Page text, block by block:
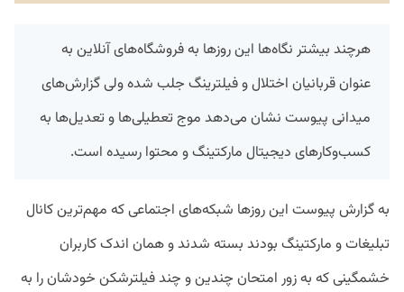
هرچند بیشتر نگاه‌ها این روزها به فروشگاه‌های آنلاین به
عنوان قربانیان اختلال و فیلترینگ جلب شده ولی گزارش‌های
میدانی پیوست نشان می‌دهد موج تعطیلی‌ها و تعدیل‌ها به
کسب‌وکارهای دیجیتال مارکتینگ و محتوا رسیده است.
به گزارش پیوست این روزها شبکه‌های اجتماعی که مهم‌ترین کانال
تبلیغات و مارکتینگ بودند بسته شدند و همان اندک کاربران
خشمگینی که به زور امتحان چندین و چند فیلترشکن خودشان را به